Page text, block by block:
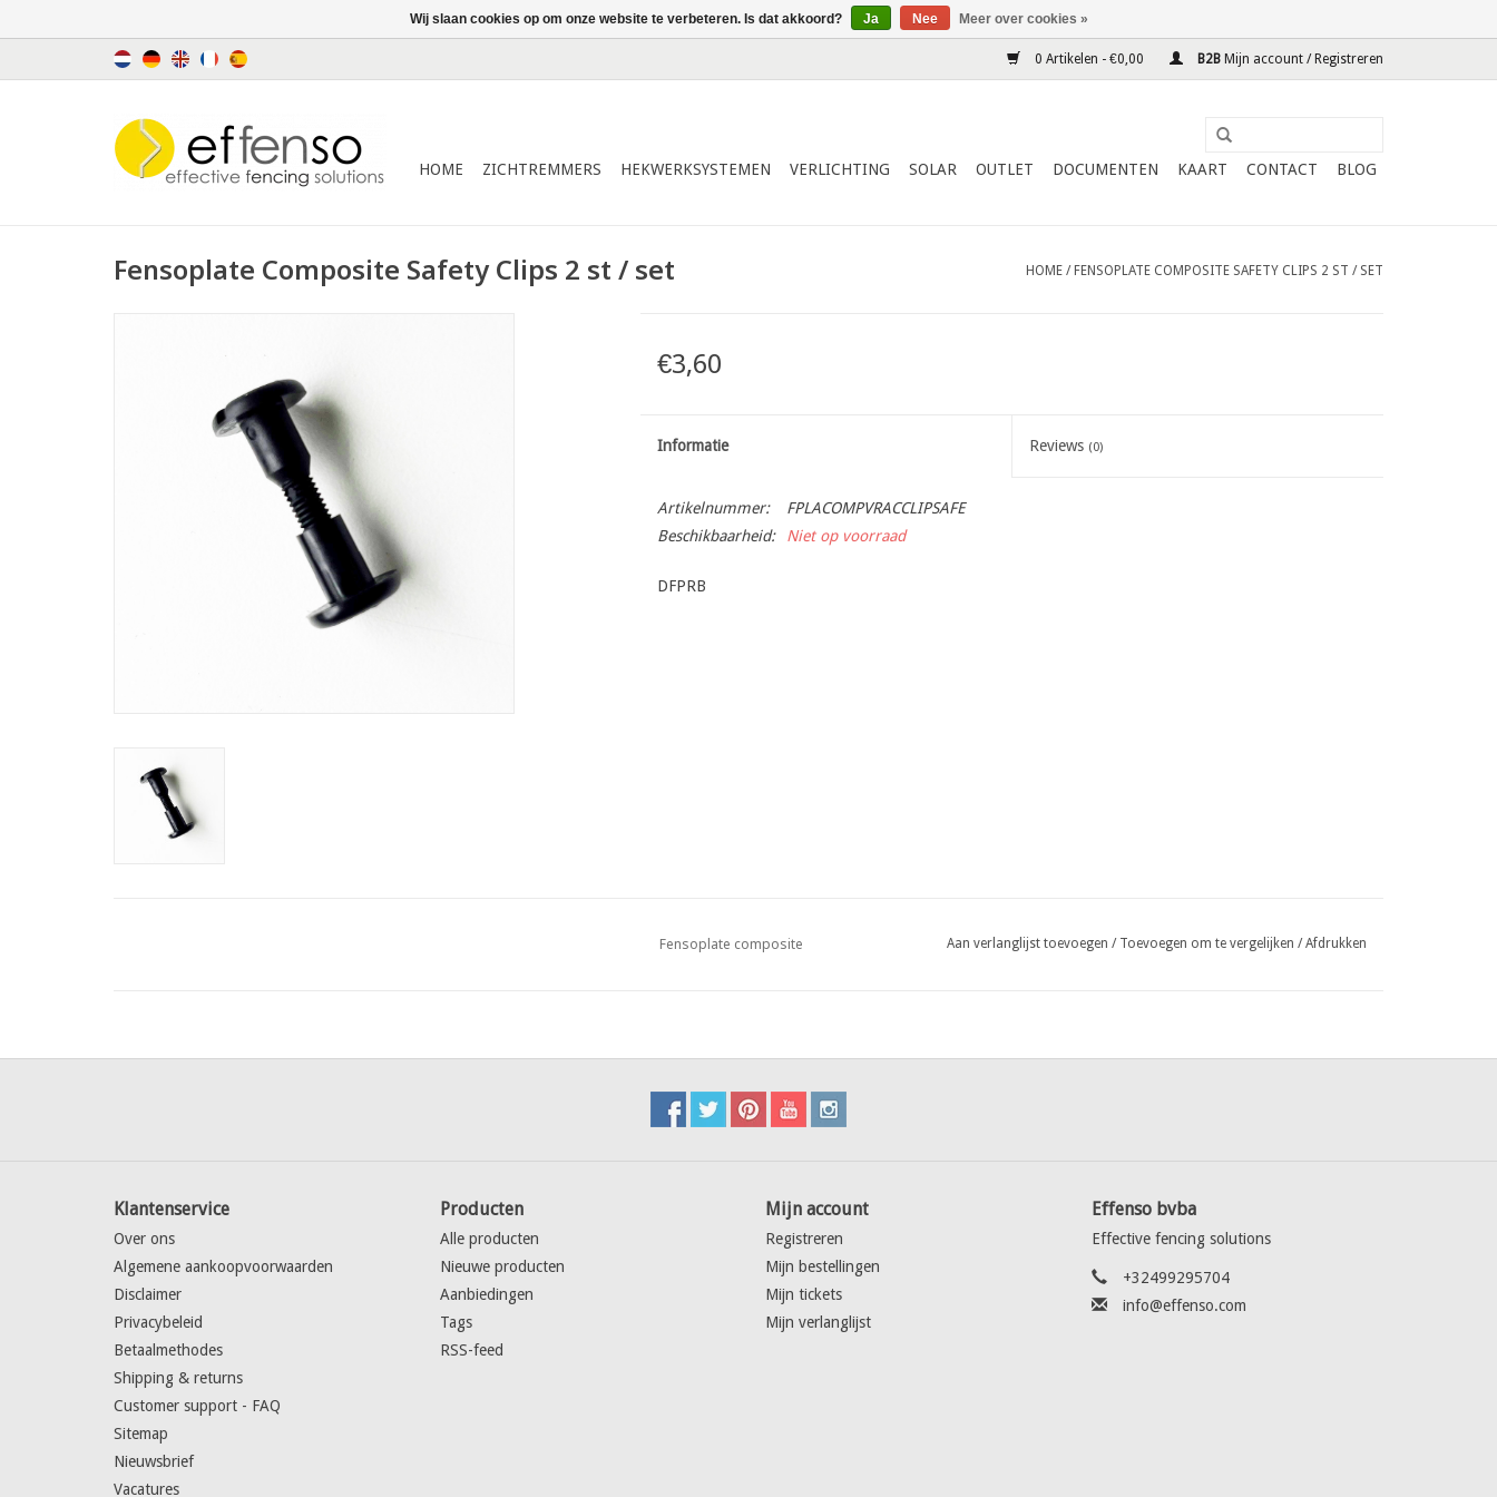
0 Artikelen - €0,00 B2B Mijn account / Registreren
HOME ZICHTREMMERS HEKWERKSYSTEMEN VERLICHTING SOLAR OUTLET DOCUMENTEN KAART CONTACT BLOG
Fensoplate Composite Safety Clips 2 st / set HOME / FENSOPLATE COMPOSITE SAFETY CLIPS 2 ST / SET
€3,60
Informatie Reviews (0)
Artikelnummer:
FPLACOMPVRACCLIPSAFE
Beschikbaarheid:
Niet op voorraad
DFPRB
Fensoplate composite Aan verlanglijst toevoegen / Toevoegen om te vergelijken /Afdrukken
Klantenservice
Over ons
Algemene aankoopvoorwaarden
Disclaimer
Privacybeleid
Betaalmethodes
Shipping & returns
Customer support - FAQ
Sitemap
Nieuwsbrief
Vacatures
Producten
Alle producten
Nieuwe producten
Aanbiedingen
Tags
RSS-feed
Mijn account
Registreren
Mijn bestellingen
Mijn tickets
Mijn verlanglijst
Effenso bvba
Effective fencing solutions
+32499295704
info@effenso.com
Wij slaan cookies op om onze website te verbeteren. Is dat akkoord? Ja Nee Meer over cookies »